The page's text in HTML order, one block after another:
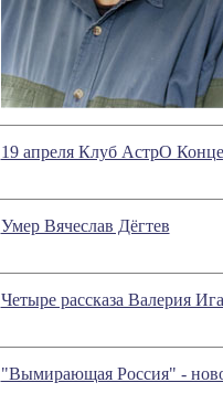
19 апреля Клуб АстрО
Умер Вячеслав Дёгтев
Четыре рассказа Валерия
"Вымирающая Россия" -